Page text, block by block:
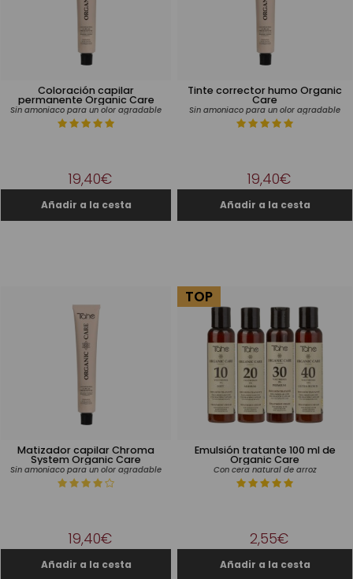
Coloración capilar
permanente Organic Care
Sin amoniaco para un olor agradable
19,40€
Tinte corrector humo Organic
Care
Sin amoniaco para un olor agradable
19,40€
Matizador capilar Chroma
System Organic Care
Sin amoniaco para un olor agradable
19,40€
Emulsión tratante 100 ml de
Organic Care
Con cera natural de arroz
TOP
2,55€